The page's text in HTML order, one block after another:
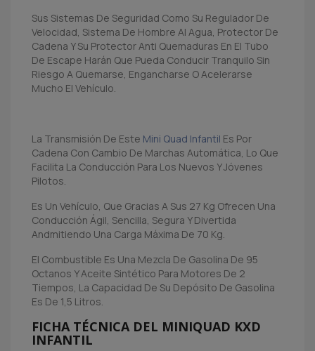
Sus Sistemas De Seguridad Como Su Regulador De
Velocidad, Sistema De Hombre Al Agua, Protector De
Cadena Y Su Protector Anti Quemaduras En El Tubo
De Escape Harán Que Pueda Conducir Tranquilo Sin
Riesgo A Quemarse, Engancharse O Acelerarse
Mucho El Vehículo.
La Transmisión De Este Mini Quad Infantil Es Por
Cadena Con Cambio De Marchas Automática, Lo Que
Facilita La Conducción Para Los Nuevos Y Jóvenes
Pilotos.
Es Un Vehículo, Que Gracias A Sus 27 Kg Ofrecen Una
Conducción Ágil, Sencilla, Segura Y Divertida
Andmitiendo Una Carga Máxima De 70 Kg.
El Combustible Es Una Mezcla De Gasolina De 95
Octanos Y Aceite Sintético Para Motores De 2
Tiempos, La Capacidad De Su Depósito De Gasolina
Es De 1,5 Litros.
FICHA TÉCNICA DEL MINIQUAD KXD
INFANTIL